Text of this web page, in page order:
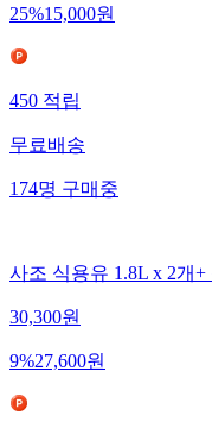
25%15,000원
450적립
무료배송
174명구매중